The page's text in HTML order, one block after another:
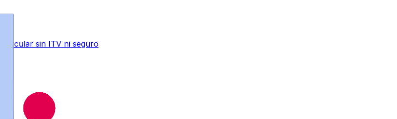
circular sin ITV ni seguro